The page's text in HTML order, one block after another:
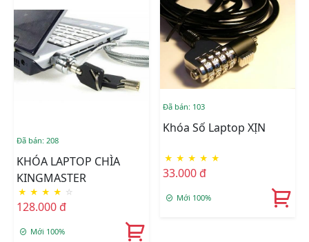
Đã bán: 208
KHÓA LAPTOP CHÌA
KINGMASTER
★ ★ ★ ★ ☆
128.000 đ
Mới 100%
Đã bán: 103
Khóa Số Laptop XỊN
★ ★ ★ ★ ★
33.000 đ
Mới 100%